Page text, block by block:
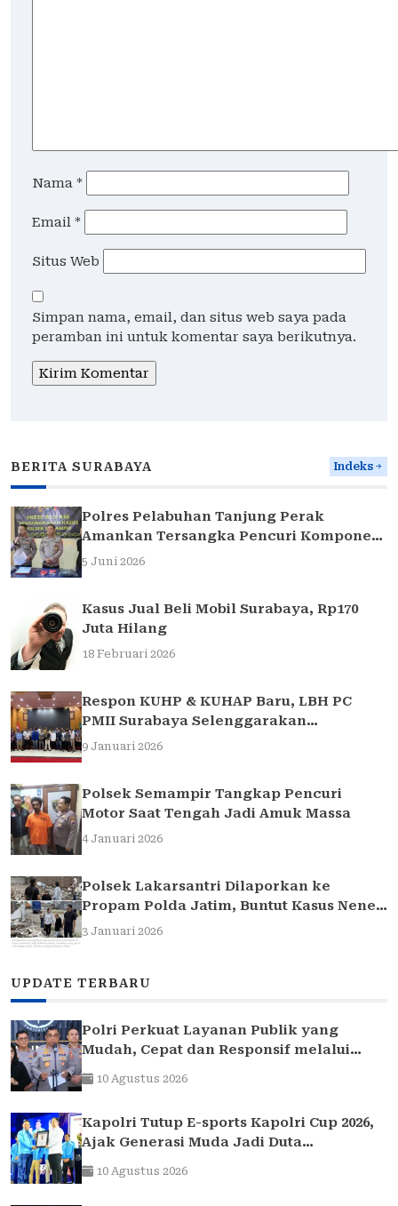
Nama *
Email *
Situs Web
Simpan nama, email, dan situs web saya pada
peramban ini untuk komentar saya berikutnya.
BERITA SURABAYA Indeks
Polres Pelabuhan Tanjung Perak
Amankan Tersangka Pencuri Komponen
Traffic Light di Surabaya
5 Juni 2026
Kasus Jual Beli Mobil Surabaya, Rp170
Juta Hilang
18 Februari 2026
Respon KUHP & KUHAP Baru, LBH PC
PMII Surabaya Selenggarakan
Sarasehan Hukum
9 Januari 2026
Polsek Semampir Tangkap Pencuri
Motor Saat Tengah Jadi Amuk Massa
4 Januari 2026
Polsek Lakarsantri Dilaporkan ke
Propam Polda Jatim, Buntut Kasus Nenek
Elina
3 Januari 2026
UPDATE TERBARU
Polri Perkuat Layanan Publik yang
Mudah, Cepat dan Responsif melalui
SuperApp Polri
10 Agustus 2026
Kapolri Tutup E-sports Kapolri Cup 2026,
Ajak Generasi Muda Jadi Duta
Kamtibmas dan Aktif Laporkan
Gangguan Ke 110
10 Agustus 2026